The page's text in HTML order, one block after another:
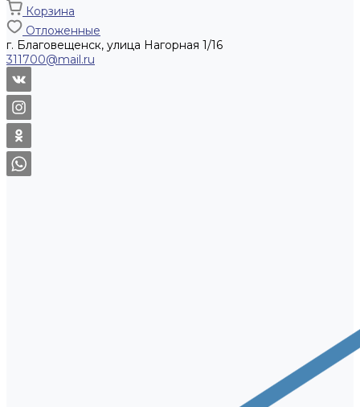
Корзина
Отложенные
г. Благовещенск, улица Нагорная 1/16
311700@mail.ru